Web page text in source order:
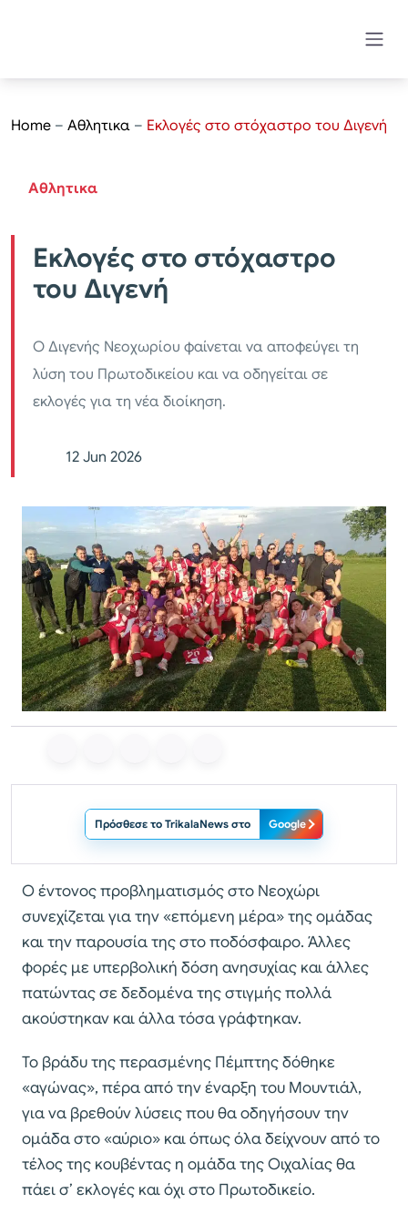
Home – Αθλητικα – Εκλογές στο στόχαστρο του Διγενή
Αθλητικα
Εκλογές στο στόχαστρο
του Διγενή
Ο Διγενής Νεοχωρίου φαίνεται να αποφεύγει τη
λύση του Πρωτοδικείου και να οδηγείται σε
εκλογές για τη νέα διοίκηση.
12 Jun 2026
Πρόσθεσε το TrikalaNews στο Google
Ο έντονος προβληματισμός στο Νεοχώρι
συνεχίζεται για την «επόμενη μέρα» της ομάδας
και την παρουσία της στο ποδόσφαιρο. Άλλες
φορές με υπερβολική δόση ανησυχίας και άλλες
πατώντας σε δεδομένα της στιγμής πολλά
ακούστηκαν και άλλα τόσα γράφτηκαν.
Το βράδυ της περασμένης Πέμπτης δόθηκε
«αγώνας», πέρα από την έναρξη του Μουντιάλ,
για να βρεθούν λύσεις που θα οδηγήσουν την
ομάδα στο «αύριο» και όπως όλα δείχνουν από το
τέλος της κουβέντας η ομάδα της Οιχαλίας θα
πάει σ’ εκλογές και όχι στο Πρωτοδικείο.